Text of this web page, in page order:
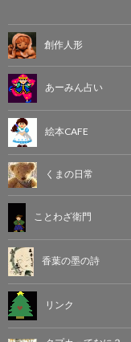
創作人形
あーみん占い
絵本CAFE
くまの日常
ことわざ衛門
香葉の墨の詩
リンク